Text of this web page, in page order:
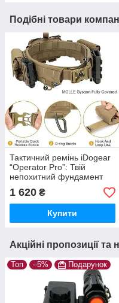
Подібні товари
Тактичний ремінь iDogear
“Operator Pro”: Твій
непохитний фундамент
спорядження
1 620 ₴
Купити
Акційні пропозиції та
Топ –5% Подарунок